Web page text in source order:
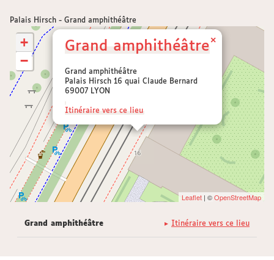
Palais Hirsch - Grand amphithéâtre
Grand amphithéâtre
Grand amphithéâtre
Palais Hirsch 16 quai Claude Bernard
69007 LYON
Itinéraire vers ce lieu
×
+
−
Leaflet | ©OpenStreetMap
Itinéraire vers ce lieu
Grand amphithéâtre